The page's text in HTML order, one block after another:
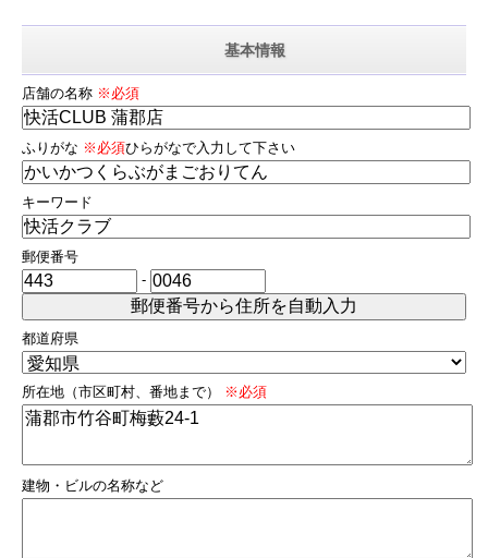
基本情報
店舗の名称 ※必須
ふりがな ※必須ひらがなで入力して下さい
キーワード
郵便番号
-
都道府県
所在地（市区町村、番地まで） ※必須
建物・ビルの名称など